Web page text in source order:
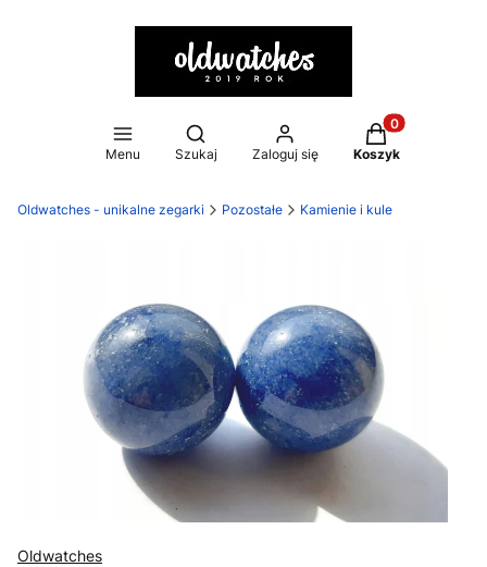
Menu
Otwórz wyszukiwarkę
Szukaj Zaloguj się
Produkty w
Koszyk
Oldwatches - unikalne zegarki Pozostałe Kamienie i kule
Oldwatches